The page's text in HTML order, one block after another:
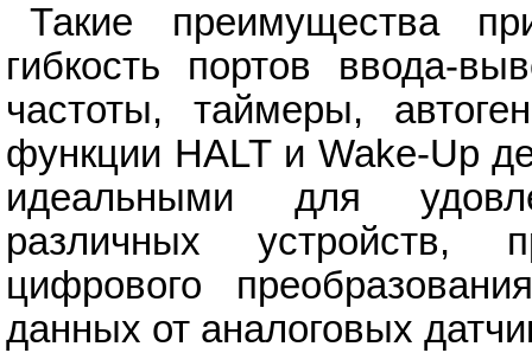
Такие преимущества
гибкость портов ввода-
частоты, таймеры,
функции HALT и Wake-Up
идеальными для
различных устройств,
цифрового
данных от аналоговых